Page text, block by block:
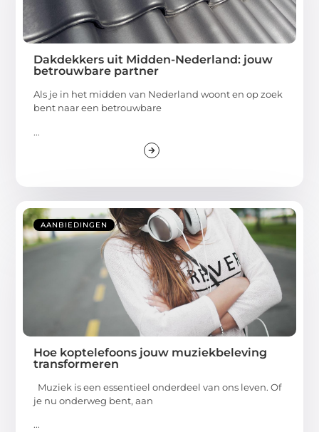
Dakdekkers uit Midden-Nederland: jouw
betrouwbare partner
Als je in het midden van Nederland woont en op zoek
bent naar een betrouwbare
...
AANBIEDINGEN
Hoe koptelefoons jouw muziekbeleving
transformeren
Muziek is een essentieel onderdeel van ons leven. Of
je nu onderweg bent, aan
...